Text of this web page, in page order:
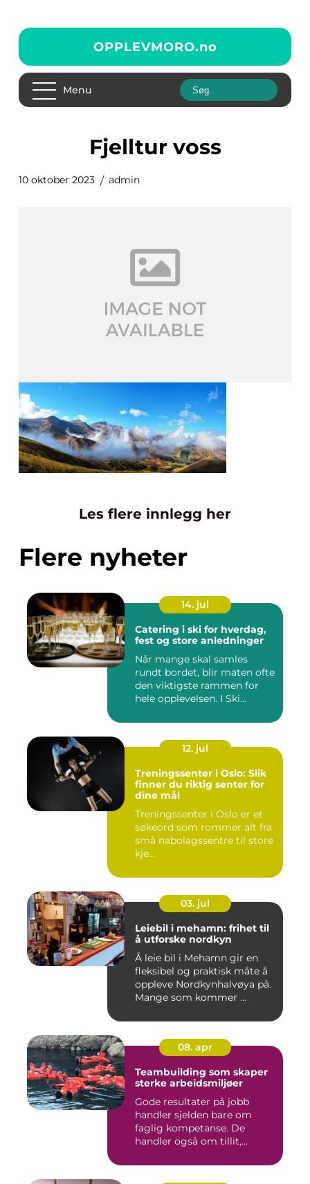
OPPLEVMORO.no
Menu
fjelltur voss
10 oktober 2023 admin
Les flere innlegg her
Flere nyheter
14. jul
Catering i ski for hverdag,
fest og store anledninger
Når mange skal samles
rundt bordet, blir maten ofte
den viktigste rammen for
hele opplevelsen. I Ski...
12. jul
Treningssenter i Oslo: Slik
finner du riktig senter for
dine mål
Treningssenter i Oslo er et
søkeord som rommer alt fra
små nabolagssentre til store
kje...
03. jul
Leiebil i mehamn: frihet til
å utforske nordkyn
Å leie bil i Mehamn gir en
fleksibel og praktisk måte å
oppleve Nordkynhalvøya på.
Mange som kommer ...
08. apr
Teambuilding som skaper
sterke arbeidsmiljøer
Gode resultater på jobb
handler sjelden bare om
faglig kompetanse. De
handler også om tillit,